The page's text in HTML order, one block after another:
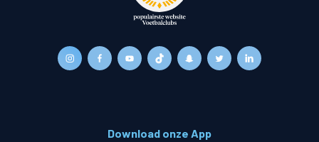
Download onze App